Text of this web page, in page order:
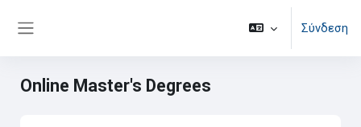
Σύνδεση
Online Master's Degrees